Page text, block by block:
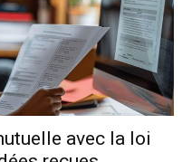
avec la loi